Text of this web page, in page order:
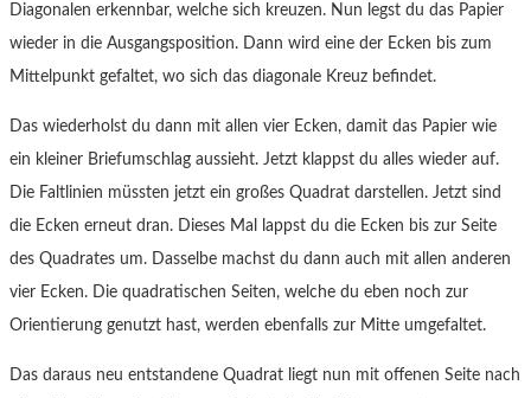
Diagonalen erkennbar, welche sich kreuzen. Nun legst du das Papier
wieder in die Ausgangsposition. Dann wird eine der Ecken bis zum
Mittelpunkt gefaltet, wo sich das diagonale Kreuz befindet.
Das wiederholst du dann mit allen vier Ecken, damit das Papier wie
ein kleiner Briefumschlag aussieht. Jetzt klappst du alles wieder auf.
Die Faltlinien müssten jetzt ein großes Quadrat darstellen. Jetzt sind
die Ecken erneut dran. Dieses Mal lappst du die Ecken bis zur Seite
des Quadrates um. Dasselbe machst du dann auch mit allen anderen
vier Ecken. Die quadratischen Seiten, welche du eben noch zur
Orientierung genutzt hast, werden ebenfalls zur Mitte umgefaltet.
Das daraus neu entstandene Quadrat liegt nun mit offenen Seite nach